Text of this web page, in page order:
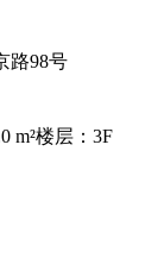
路98号
m²楼层：3F